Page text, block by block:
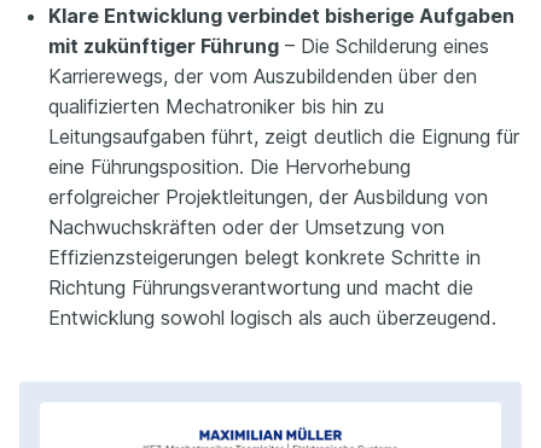
Klare Entwicklung verbindet bisherige Aufgaben
mit zukünftiger Führung – Die Schilderung eines
Karrierewegs, der vom Auszubildenden über den
qualifizierten Mechatroniker bis hin zu
Leitungsaufgaben führt, zeigt deutlich die Eignung für
eine Führungsposition. Die Hervorhebung
erfolgreicher Projektleitungen, der Ausbildung von
Nachwuchskräften oder der Umsetzung von
Effizienzsteigerungen belegt konkrete Schritte in
Richtung Führungsverantwortung und macht die
Entwicklung sowohl logisch als auch überzeugend.